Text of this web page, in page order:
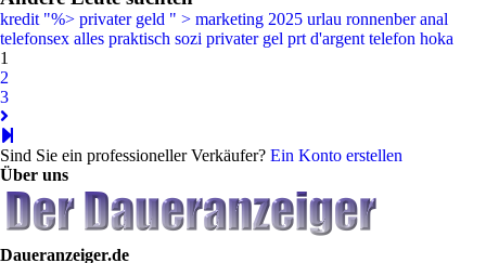
kredit "%> privater geld " > marketing 2025 urlau ronnenber anal
telefonsex alles praktisch sozi privater gel prt d'argent telefon hoka
1
2
3
Sind Sie ein professioneller Verkäufer? Ein Konto erstellen
Über uns
Daueranzeiger.de